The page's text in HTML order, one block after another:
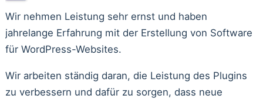
Wir nehmen Leistung sehr ernst und haben
jahrelange Erfahrung mit der Erstellung von Software
für WordPress-Websites.
Wir arbeiten ständig daran, die Leistung des Plugins
zu verbessern und dafür zu sorgen, dass neue